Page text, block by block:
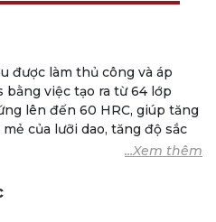
được làm thủ công và áp
bằng việc tạo ra từ 64 lớp
lên đến 60 HRC, giúp tăng
của lưỡi dao, tăng độ sắc
CRYODUR®: thép sẽ được
dưới -196 độ C nhằm cân